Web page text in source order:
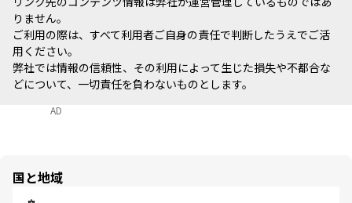
りません。
ご利用の際は、すべて利用者ご自身の責任で判断したうえでご活
用ください。
弊社では情報の信頼性、その利用によって生じた損失や不都合な
どについて、一切責任を負わないものとします。
AD
国と地域